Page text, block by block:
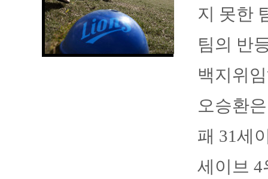
지 못한
팀의 반
백지위
오승환
패 31세
세이브 4